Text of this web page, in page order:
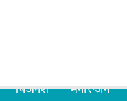
बिजनेश मनोरन्जन